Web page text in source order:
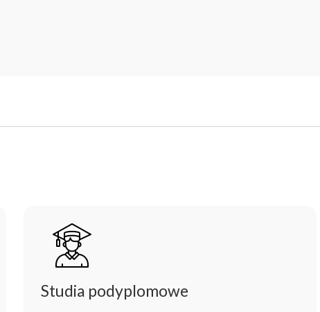
Studia podyplomowe